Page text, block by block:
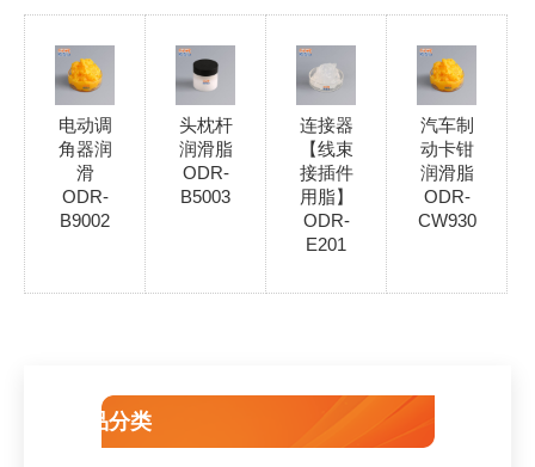
电动调
角器润
滑
ODR-
B9002
头枕杆
润滑脂
ODR-
B5003
连接器
【线束
接插件
用脂】
ODR-
E201
汽车制
动卡钳
润滑脂
ODR-
CW930
产品分类